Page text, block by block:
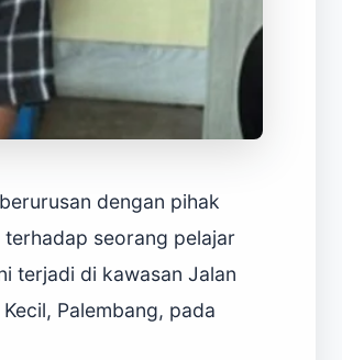
dengan pihak
seorang pelajar
terjadi di kawasan Jalan
Palembang, pada